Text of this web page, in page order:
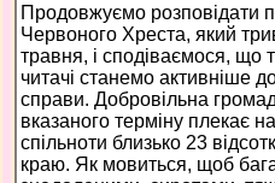
Продовжуємо розповідати
Червоного Хреста, який
травня, і сподіваємося, що
читачі станемо активніше
справи. Добровільна
вказаного терміну плекає
спільноти близько 23
краю. Як мовиться, щоб